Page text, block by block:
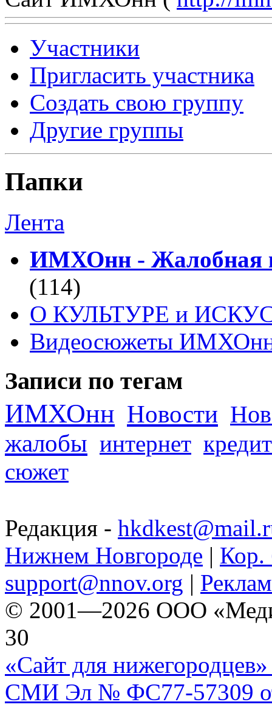
Участники
Пригласить участника
Создать свою группу
Другие группы
Папки
Лента
ИМХОнн - Жалобная
(114)
О КУЛЬТУРЕ и
Видеосюжеты
Записи по тегам
ИМХОнн Новости
жалобы интернет кредит
сюжет
Редакция -
Нижнем Новгороде | Кор.
support@nnov.org |
© 2001—2026 ООО
30
«Сайт для нижегородцев»
СМИ Эл № ФС77-57309